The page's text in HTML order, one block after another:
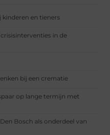
kinderen en tieners
in de
bij een crematie
op lange termijn met
Bosch als onderdeel van